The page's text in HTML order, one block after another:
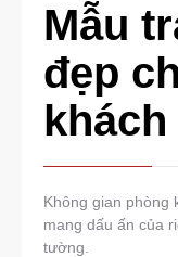
Mẫu
đẹp
khách
Không gian phòng
mang dấu ấn của
tường.